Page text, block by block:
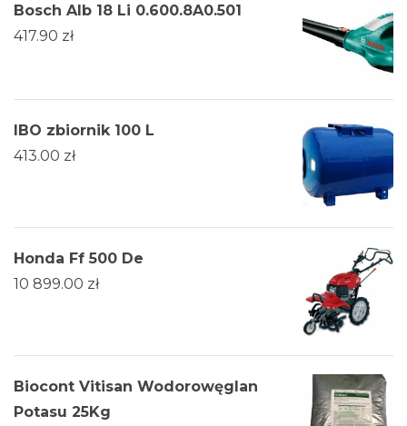
Bosch Alb 18 Li 0.600.8A0.501
417.90 zł
IBO zbiornik 100 L
413.00 zł
Honda Ff 500 De
10 899.00 zł
Biocont Vitisan Wodorowęglan
Potasu 25Kg